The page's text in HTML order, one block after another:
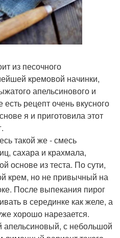
из песочного
кремовой начинки,
апельсинового и
рецепт очень вкусного
я и приготовила этот
такой же - смесь
сахара и крахмала,
основе из теста. По сути,
крем, но не привычный на
После выпекания пирог
в серединке как желе, а
хорошо нарезается.
апельсиновый, с небольшой